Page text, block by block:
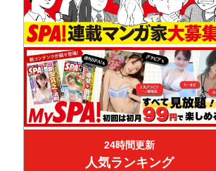
24時間更新
人気ランキング